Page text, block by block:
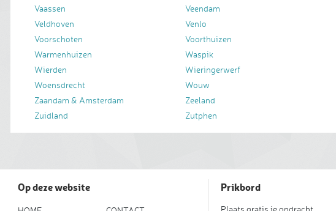
Vaassen
Veendam
Veldhoven
Venlo
Voorschoten
Voorthuizen
Warmenhuizen
Waspik
Wierden
Wieringerwerf
Woensdrecht
Wouw
Zaandam & Amsterdam
Zeeland
Zuidland
Zutphen
Op deze website Prikbord
Plaats gratis je opdracht